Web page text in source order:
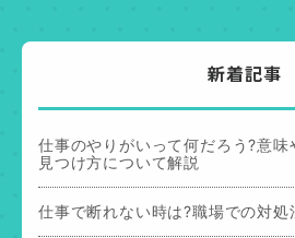
新着記事
仕事のやりがいって何だろう?意
見つけ方について解説
仕事で断れない時は?職場での対処